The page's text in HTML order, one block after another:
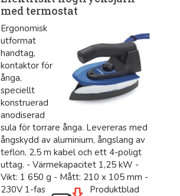
med termostat
Ergonomisk
utformat
handtag,
kontaktor för
ånga,
speciellt
konstruerad
anodiserad
sula för torrare ånga. Levereras med
ångskydd av aluminium, ångslang av
teflon, 2,5 m kabel och ett 4-poligt
uttag. - Värmekapacitet 1,25 kW -
Vikt: 1 650 g - Mått: 210 x 105 mm -
230V 1-fas
Produktblad